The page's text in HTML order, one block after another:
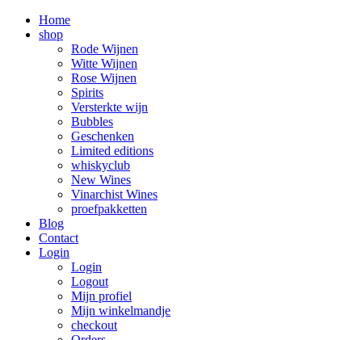
Home
shop
Rode Wijnen
Witte Wijnen
Rose Wijnen
Spirits
Versterkte wijn
Bubbles
Geschenken
Limited editions
whiskyclub
New Wines
Vinarchist Wines
proefpakketten
Blog
Contact
Login
Login
Logout
Mijn profiel
Mijn winkelmandje
checkout